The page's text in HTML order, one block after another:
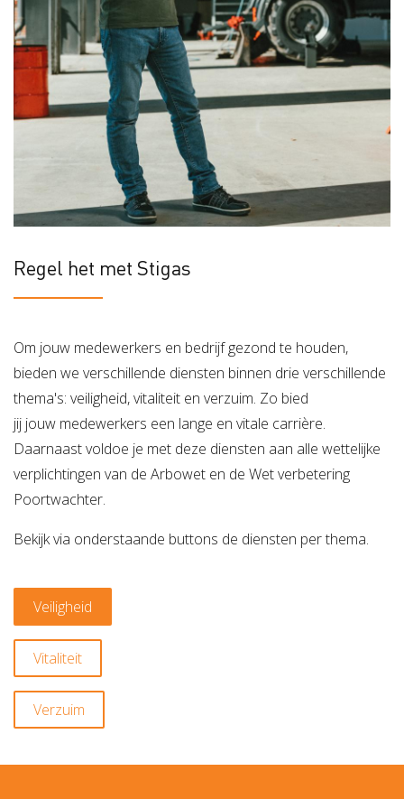
Regel het met Stigas
Om jouw medewerkers en bedrijf gezond te houden,
bieden we verschillende diensten binnen drie verschillende
thema's: veiligheid, vitaliteit en verzuim. Zo bied
jij jouw medewerkers een lange en vitale carrière.
Daarnaast voldoe je met deze diensten aan alle wettelijke
verplichtingen van de Arbowet en de Wet verbetering
Poortwachter.
Bekijk via onderstaande buttons de diensten per thema.
Veiligheid
Vitaliteit
Verzuim